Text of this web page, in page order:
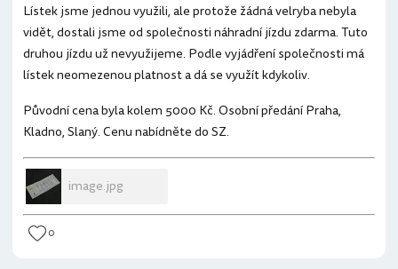
Lístek jsme jednou využili, ale protože žádná velryba nebyla
vidět, dostali jsme od společnosti náhradní jízdu zdarma. Tuto
druhou jízdu už nevyužijeme. Podle vyjádření společnosti má
lístek neomezenou platnost a dá se využít kdykoliv.
Původní cena byla kolem 5000 Kč. Osobní předání Praha,
Kladno, Slaný. Cenu nabídněte do SZ.
image.jpg
0